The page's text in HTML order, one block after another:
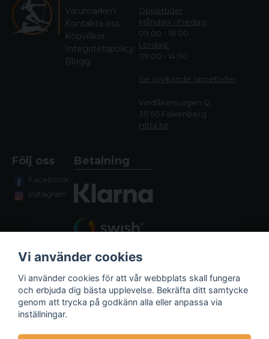
Varumärken
Kontakta oss
Köpvillkor
Integritetspolicy
Blogg
Öppettider
Måndag - Fredag:
09.00 - 18.00
Lördag:
09.00 - 14.00
Se avvikande öppettider
Vindåkersvägen 12,
311 50 Falkenberg
Hitta hit
Följ oss
Facebook
Instagram
Betalning
Fraktalternativ
Vi använder cookies
Vi använder cookies för att vår webbplats skall fungera
och erbjuda dig bästa upplevelse. Bekräfta ditt samtycke
genom att trycka på godkänn alla eller anpassa via
inställningar.